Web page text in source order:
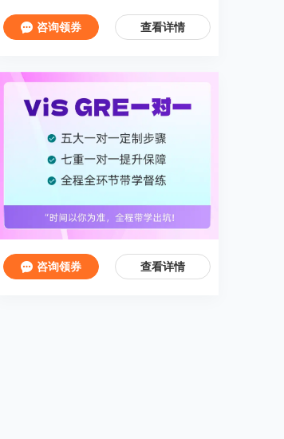
咨询领券 查看详情
咨询领券 查看详情